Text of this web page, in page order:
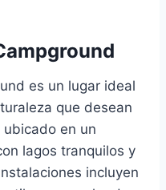
es un lugar ideal
que desean
ubicado en un
lagos tranquilos y
incluyen